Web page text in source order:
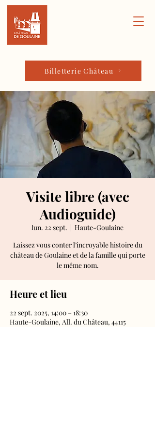
Billetterie Château
Visite libre (avec
Audioguide)
lun. 22 sept.
  |
Haute-Goulaine
Laissez vous conter l’incroyable histoire du
château de Goulaine et de la famille qui porte
le même nom.
Heure et lieu
22 sept. 2025, 14:00 – 18:30
Haute-Goulaine, All. du Château, 44115